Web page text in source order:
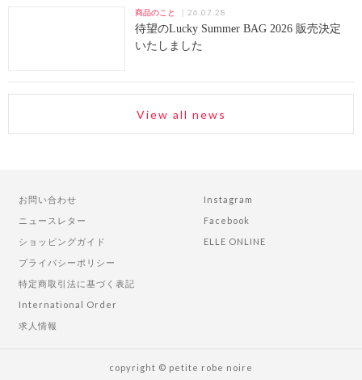
商品のこと 26.07.28
待望のLucky Summer BAG 2026 販売決定
いたしました
View all news
お問い合わせ
ニュースレター
ショッピングガイド
プライバシーポリシー
特定商取引法に基づく表記
International Order
求人情報
Instagram
Facebook
ELLE ONLINE
copyright © petite robe noire